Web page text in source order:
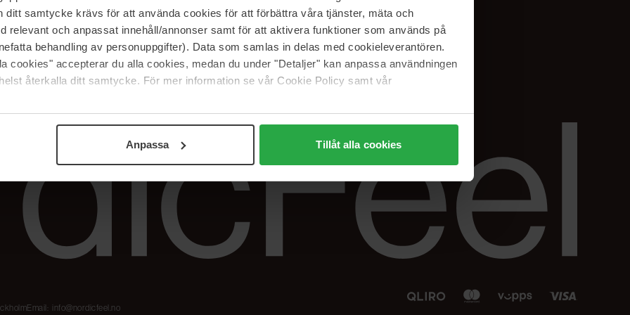
ditt samtycke krävs för att använda cookies för att förbättra våra tjänster, mäta och
relevant och anpassat innehåll/annonser samt för att aktivera funktioner som används på
behandling av personuppgifter). Data som samlas in delas med cookieleverantören.
cookies" accepterar du alla cookies, medan du under "Detaljer" kan anpassa användningen
återkalla ditt samtycke. För mer information se vår Cookie Policy samt vår
Anpassa Tillåt alla cookies
The Beauty Edit
Jobb hos oss
Samarbeidspartner
Spor bestillingen min
Retur og reklamasjon
Blush har blitt
Nordicfeel
Instagram
Linkedin
Email: info@nordicfeel.no